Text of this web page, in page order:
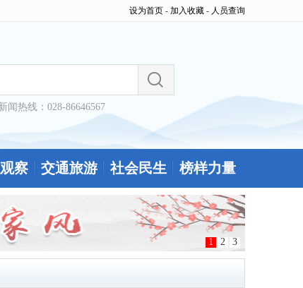
设为首页 - 加入收藏 - 人员查询
闻热线：028-86646567
察 交通旅游 社会民生 榜样力量
1 2 3